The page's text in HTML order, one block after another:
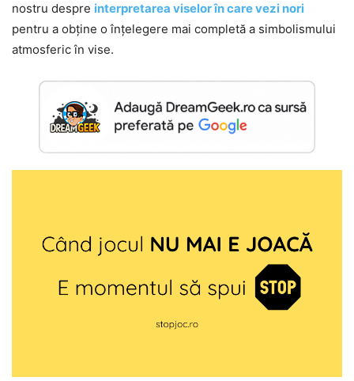
nostru despre interpretarea viselor în care vezi nori
pentru a obține o înțelegere mai completă a simbolismului
atmosferic în vise.